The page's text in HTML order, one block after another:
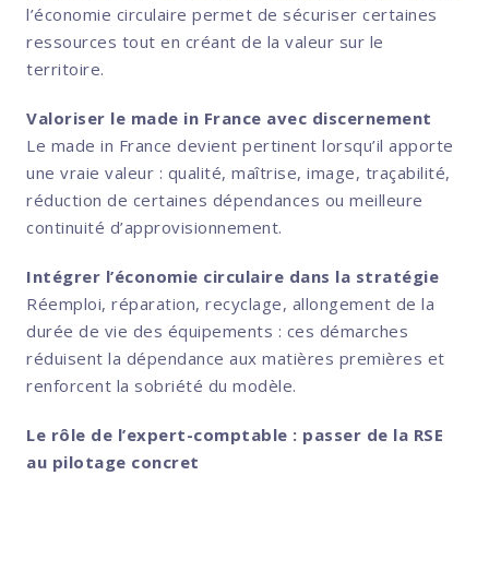
l’économie circulaire permet de sécuriser certaines
ressources tout en créant de la valeur sur le
territoire.
Valoriser le made in France avec discernement
Le made in France devient pertinent lorsqu’il apporte
une vraie valeur : qualité, maîtrise, image, traçabilité,
réduction de certaines dépendances ou meilleure
continuité d’approvisionnement.
Intégrer l’économie circulaire dans la stratégie
Réemploi, réparation, recyclage, allongement de la
durée de vie des équipements : ces démarches
réduisent la dépendance aux matières premières et
renforcent la sobriété du modèle.
Le rôle de l’expert-comptable : passer de la RSE
au pilotage concret